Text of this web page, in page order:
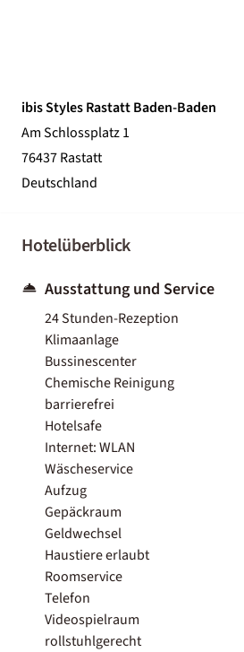
ibis Styles Rastatt Baden-Baden
Am Schlossplatz 1
76437 Rastatt
Deutschland
Hotelüberblick
Ausstattung und Service
24 Stunden-Rezeption
Klimaanlage
Bussinescenter
Chemische Reinigung
barrierefrei
Hotelsafe
Internet: WLAN
Wäscheservice
Aufzug
Gepäckraum
Geldwechsel
Haustiere erlaubt
Roomservice
Telefon
Videospielraum
rollstuhlgerecht